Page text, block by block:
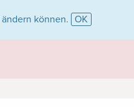
können. OK